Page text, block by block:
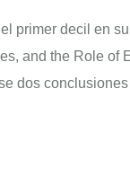
primer decil en
and the Role of
dos